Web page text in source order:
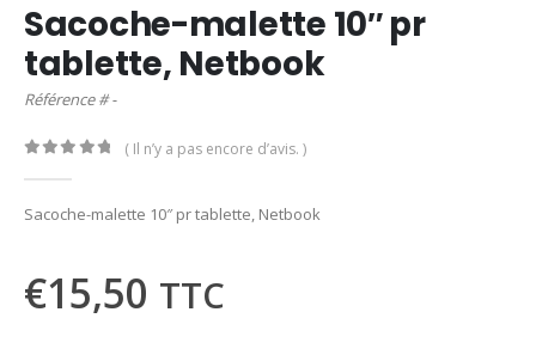
Sacoche-malette 10″ pr
tablette, Netbook
Référence # -
( Il n’y a pas encore d’avis. )
Sacoche-malette 10″ pr tablette, Netbook
€15,50 TTC